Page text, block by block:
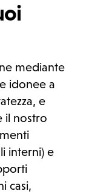
mediante
idonee a
e
il nostro
interni) e
casi,